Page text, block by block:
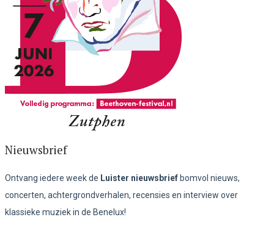
Nieuwsbrief
Ontvang iedere week de Luister nieuwsbrief bomvol nieuws,
concerten, achtergrondverhalen, recensies en interview over
klassieke muziek in de Benelux!